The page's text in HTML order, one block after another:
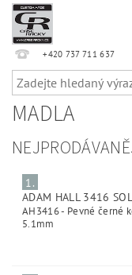
+420 737 711 637
MADLA
1.
ADAM HALL 3416
AH3416 - Pevné černé
5.1mm